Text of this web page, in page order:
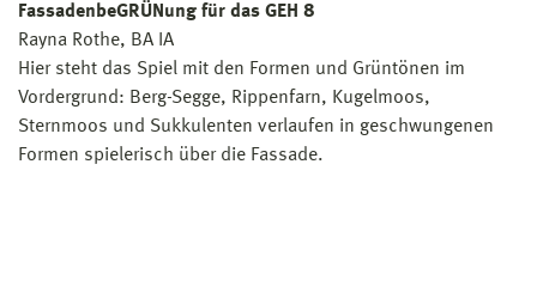
FassadenbeGRÜNung für das GEH 8
Rayna Rothe, BA IA
Hier steht das Spiel mit den Formen und Grüntönen im
Vordergrund: Berg-Segge, Rippenfarn, Kugelmoos,
Sternmoos und Sukkulenten verlaufen in geschwungenen
Formen spielerisch über die Fassade.